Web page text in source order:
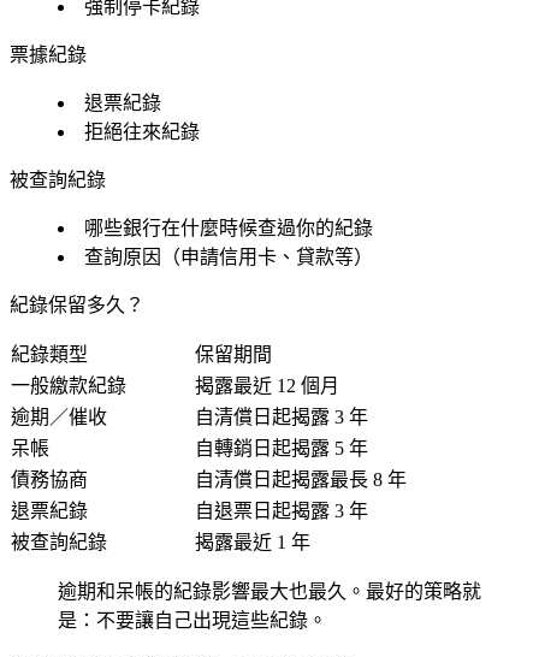
強制停卡紀錄
票據紀錄
退票紀錄
拒絕往來紀錄
被查詢紀錄
哪些銀行在什麼時候查過你的紀錄
查詢原因（申請信用卡、貸款等）
紀錄保留多久？
紀錄類型
保留期間
一般繳款紀錄
揭露最近 12 個月
逾期／催收
自清償日起揭露 3 年
呆帳
自轉銷日起揭露 5 年
債務協商
自清償日起揭露最長 8 年
退票紀錄
自退票日起揭露 3 年
被查詢紀錄
揭露最近 1 年
逾期和呆帳的紀錄影響最大也最久。最好的策略就
是：不要讓自己出現這些紀錄。